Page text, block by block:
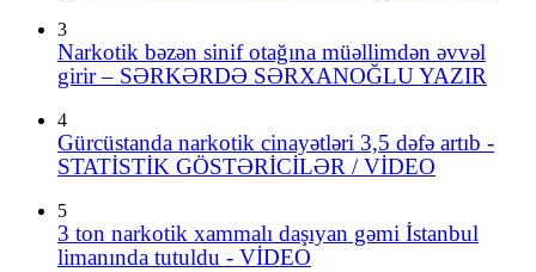
3
Narkotik bəzən sinif otağına müəllimdən əvvəl
girir – SƏRKƏRDƏ SƏRXANOĞLU YAZIR
4
Gürcüstanda narkotik cinayətləri 3,5 dəfə artıb -
STATİSTİK GÖSTƏRİCİLƏR / VİDEO
5
3 ton narkotik xammalı daşıyan gəmi İstanbul
limanında tutuldu - VİDEO